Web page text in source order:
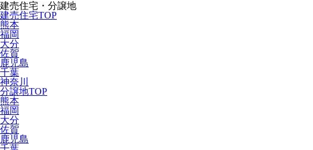
建売住宅・分譲地
建売住宅TOP
熊本
福岡
大分
佐賀
鹿児島
千葉
神奈川
分譲地TOP
熊本
福岡
大分
佐賀
鹿児島